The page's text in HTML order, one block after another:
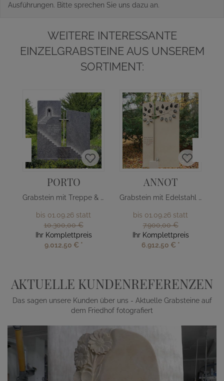
Ausführungen. Bitte sprechen Sie uns dazu an.
WEITERE INTERESSANTE
EINZELGRABSTEINE AUS UNSEREM
SORTIMENT:
PORTO
Grabstein mit Treppe & Edelstahl Kreuz
bis 01.09.26 statt
10.300,00 €
Ihr Komplettpreis
9.012,50 € *
ANNOT
Grabstein mit Edelstahl Baum
bis 01.09.26 statt
7.900,00 €
Ihr Komplettpreis
6.912,50 € *
AKTUELLE KUNDENREFERENZEN
Das sagen unsere Kunden über uns - Aktuelle Grabsteine auf
dem Friedhof fotografiert